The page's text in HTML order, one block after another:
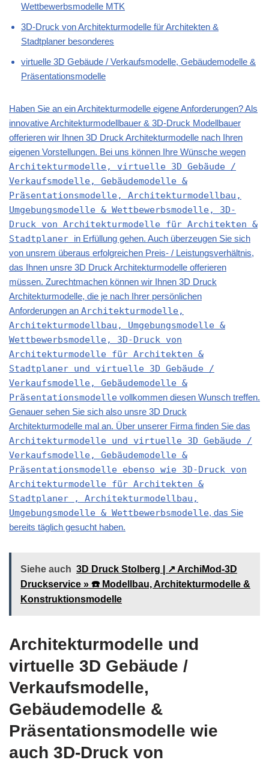
Wettbewerbsmodelle MTK
3D-Druck von Architekturmodelle für Architekten &
Stadtplaner besonderes
virtuelle 3D Gebäude / Verkaufsmodelle, Gebäudemodelle &
Präsentationsmodelle
Haben Sie an einArchitekturmodelle eigene Anforderungen? Als
innovative Architekturmodellbauer & 3D-Druck Modellbauer
offerieren wir Ihnen 3D Druck Architekturmodelle nach Ihren
eigenen Vorstellungen. Bei uns können Ihre Wünsche wegen
Architekturmodelle, virtuelle 3D Gebäude /
Verkaufsmodelle, Gebäudemodelle &
Präsentationsmodelle, Architekturmodellbau,
Umgebungsmodelle & Wettbewerbsmodelle, 3D-
Druck von Architekturmodelle für Architekten &
Stadtplaner in Erfüllung gehen. Auch überzeugen Sie sich
von unsrem überaus erfolgreichen Preis- / Leistungsverhältnis,
das Ihnen unsre 3D Druck Architekturmodelle offerieren
müssen. Zurechtmachen können wir Ihnen 3D Druck
Architekturmodelle, die je nach Ihrer persönlichen
Anforderungen an Architekturmodelle,
Architekturmodellbau, Umgebungsmodelle &
Wettbewerbsmodelle, 3D-Druck von
Architekturmodelle für Architekten &
Stadtplaner und virtuelle 3D Gebäude /
Verkaufsmodelle, Gebäudemodelle &
Präsentationsmodelle vollkommen diesen Wunsch treffen.
Genauer sehen Sie sich also unsre 3D Druck
Architekturmodelle mal an. Über unserer Firma finden Sie das
Architekturmodelle und virtuelle 3D Gebäude /
Verkaufsmodelle, Gebäudemodelle &
Präsentationsmodelle ebenso wie 3D-Druck von
Architekturmodelle für Architekten &
Stadtplaner , Architekturmodellbau,
Umgebungsmodelle & Wettbewerbsmodelle, das Sie
bereits täglich gesucht haben.
Siehe auch 3D Druck Stolberg | ↗️ ArchiMod-3D
Druckservice » ☎️ Modellbau, Architekturmodelle &
Konstruktionsmodelle
Architekturmodelle und
virtuelle 3D Gebäude /
Verkaufsmodelle,
Gebäudemodelle &
Präsentationsmodelle wie
auch 3D-Druck von